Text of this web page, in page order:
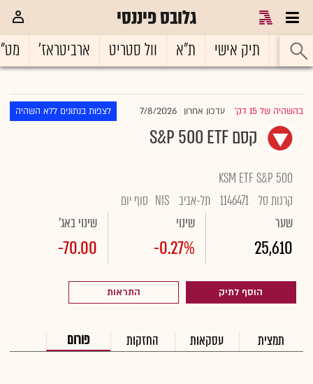
גלובס פיננסי
ראשי תיק אישי ת"א וול סטריט ארביטראז'
בהשהיה של 15 דק' |עדכון אחרון 7/8/2026 לצפות בנתונים ללא השהיה
קסם S&P 500 ETF
KSM ETF S&P 500
קרנות סל 1146471 תל-אביב NIS סוף יום
שער
25,610
שינוי
-0.27%
שינוי באג'
-70.00
הוסף לתיק התראות
תמצית עסקאות החזקות פורום